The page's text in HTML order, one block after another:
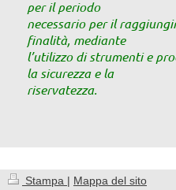
per il periodo
necessario per il
finalità, mediante
l’utilizzo di strumenti e
la sicurezzae la
riservatezza.
Stampa | Mappa del sito